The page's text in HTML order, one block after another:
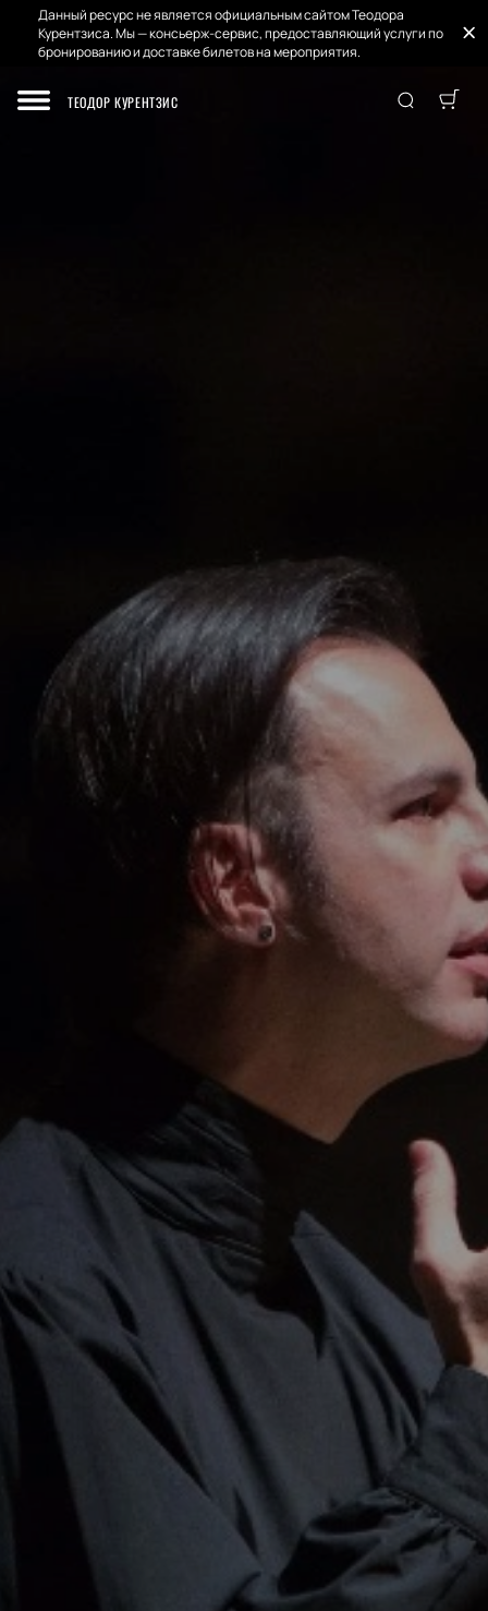
Данный ресурс не является официальным сайтом Теодора
Курентзиса. Мы — консьерж-сервис, предоставляющий услуги по
бронированию и доставке билетов на мероприятия.
ТЕОДОР КУРЕНТЗИС